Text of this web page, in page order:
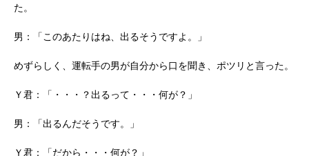
た。
男：「このあたりはね、出るそうですよ。」
めずらしく、運転手の男が自分から口を聞き、ポツリと言った。
Ｙ君：「・・・？出るって・・・何が？」
男：「出るんだそうです。」
Ｙ君：「だから・・・何が？」